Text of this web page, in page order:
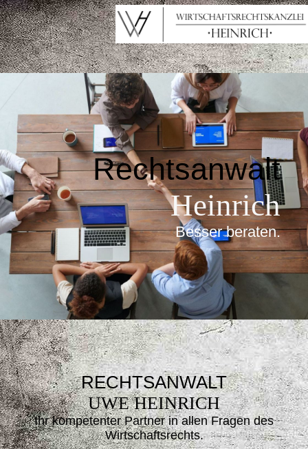
Rechtsanwalt
Heinrich
Besser beraten.
RECHTSANWALT
UWE HEINRICH
Ihr kompetenter Partner in allen Fragen des
Wirtschaftsrechts.